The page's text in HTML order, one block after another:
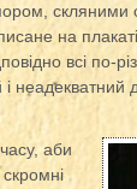
скляними
на
всі
неадекватний
аби